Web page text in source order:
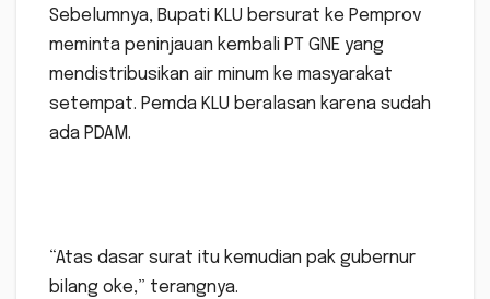
Sebelumnya, Bupati KLU bersurat ke Pemprov
meminta peninjauan kembali PT GNE yang
mendistribusikan air minum ke masyarakat
setempat. Pemda KLU beralasan karena sudah
ada PDAM.
“Atas dasar surat itu kemudian pak gubernur
bilang oke,” terangnya.